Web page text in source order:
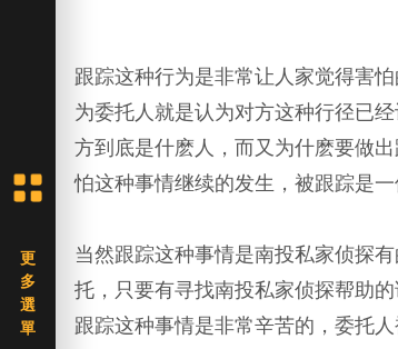
跟踪这种行为是非常让人家觉得害
为委托人就是认为对方这种行径已
方到底是什麽人，而又为什麽要做
怕这种事情继续的发生，被跟踪是
当然跟踪这种事情是南投私家侦探
托，只要有寻找南投私家侦探帮助
跟踪这种事情是非常辛苦的，委托